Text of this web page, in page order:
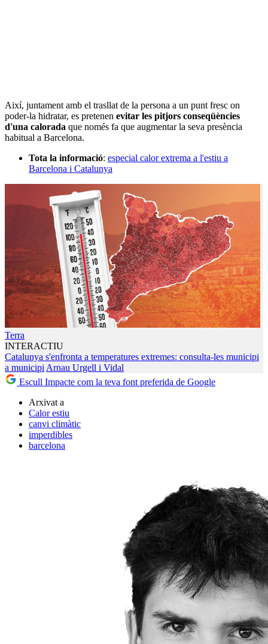
Així, juntament amb el trasllat de la persona a un punt fresc on
poder-la hidratar, es pretenen evitar les pitjors conseqüències
d'una calorada que només fa que augmentar la seva presència
habitual a Barcelona.
Tota la informació: especial calor extrema a l'estiu a
Barcelona i Catalunya
Terra
INTERACTIU
Catalunya s'enfronta a temperatures extremes: consulta-les municipi
a municipi Arnau Urgell i Vidal
Escull Impacte com la teva font preferida de Google
Arxivat a
Calor estiu
canvi climàtic
imperdibles
barcelona